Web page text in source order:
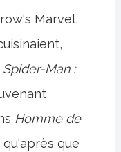
Marvel,
Spider-Man :
Homme de
qu'après que